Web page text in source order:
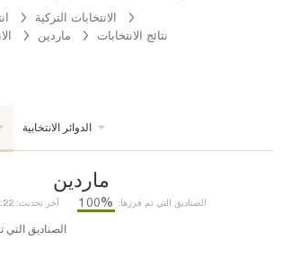
الانتخابات التركية
ماردين نتائج الانتخابات
الدوائر الانتخابية
ماردين
آخر تحديث: 12:22, 5 أبريل الصناديق التي تم فرزها: %100
الصناديق التي